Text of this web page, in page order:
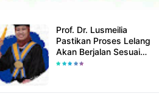
Prof. Dr. Lusmeilia
Pastikan Proses Lelang
Akan Berjalan Sesuai
Aturan